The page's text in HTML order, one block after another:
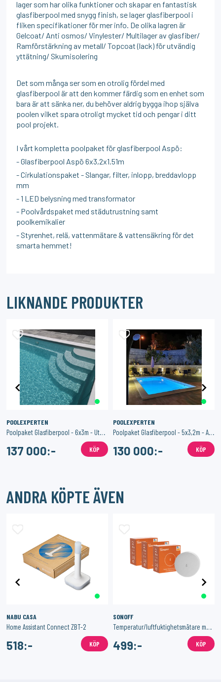
lager som har olika funktioner och skapar en fantastisk
glasfiberpool med snygg finish, se lager glasfiberpool i
fliken specifikationer för mer info. De olika lagren är
Gelcoat/ Anti osmos/ Vinylester/ Multilager av glasfiber/
Ramförstärkning av metall/ Topcoat (lack) för utvändig
yttätning/ Skumisolering
Det som många ser som en otrolig fördel med
glasfiberpool är att den kommer färdig som en enhet som
bara är att sänka ner, du behöver aldrig bygga ihop själva
poolen vilket spara otroligt mycket tid och pengar i ditt
pool projekt.
I vårt kompletta poolpaket för glasfiberpool Aspö:
- Glasfiberpool Aspö 6x3,2x1.51m
- Cirkulationspaket - Slangar, filter, inlopp, breddavlopp
mm
- 1 LED belysning med transformator
- Poolvårdspaket med städutrustning samt
poolkemikalier
- Styrenhet, relä, vattenmätare & vattensäkring för det
smarta hemmet!
LIKNANDE PRODUKTER
POOLEXPERTEN
Poolpaket Glasfiberpool - 6x3m - Utö - Med smart styrning
137 000:- KÖP
POOLEXPERTEN
Poolpaket Glasfiberpool - 5x3,2m - Aspö - Med smart styrning
130 000:- KÖP
ANDRA KÖPTE ÄVEN
NABU CASA
Home Assistant Connect ZBT-2
518:- KÖP
SONOFF
Temperatur/luftfuktighetsmätare med Zigbee 3-Pack
499:- KÖP